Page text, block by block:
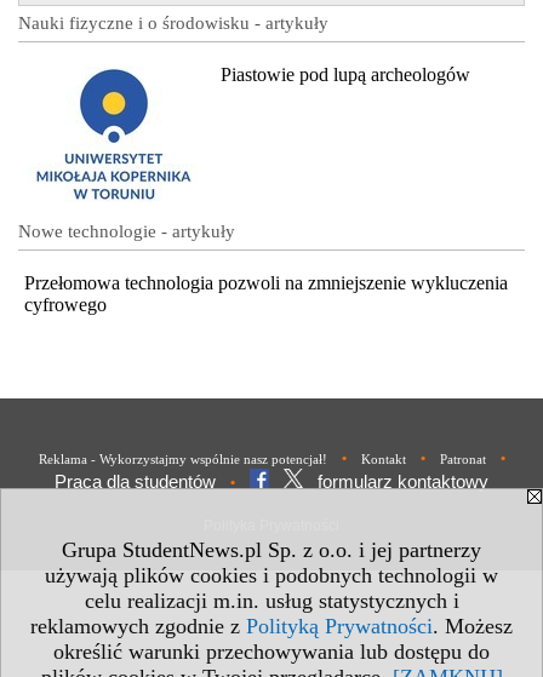
Grupa StudentNews.pl Sp. z o.o. i jej partnerzy
używają plików cookies i podobnych technologii w
celu realizacji m.in. usług statystycznych i
reklamowych zgodnie z Polityką Prywatności. Możesz
określić warunki przechowywania lub dostępu do
Nauki fizyczne i o środowisku - artykuły
Piastowie pod lupą archeologów
Nowe technologie - artykuły
Przełomowa technologia pozwoli na zmniejszenie wykluczenia
cyfrowego
Reklama - Wykorzystajmy wspólnie nasz potencjał! • Kontakt • Patronat •
Praca dla studentów • formularz kontaktowy